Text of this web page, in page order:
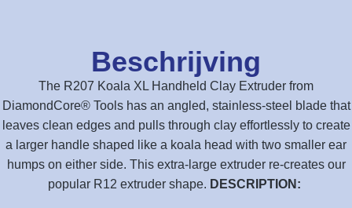
Beschrijving
The R207 Koala XL Handheld Clay Extruder from
DiamondCore® Tools has an angled, stainless-steel blade that
leaves clean edges and pulls through clay effortlessly to create
a larger handle shaped like a koala head with two smaller ear
humps on either side. This extra-large extruder re-creates our
popular R12 extruder shape. DESCRIPTION: